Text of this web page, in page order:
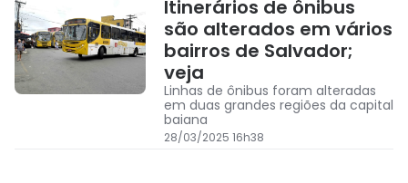
Itinerários de ônibus
são alterados em vários
bairros de Salvador;
veja
Linhas de ônibus foram alteradas
em duas grandes regiões da capital
baiana
28/03/2025 16h38